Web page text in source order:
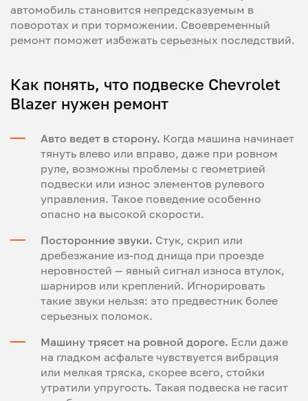
автомобиль становится непредсказуемым в
поворотах и при торможении. Своевременный
ремонт поможет избежать серьезных последствий.
Как понять, что подвеске Chevrolet
Blazer нужен ремонт
Авто ведет в сторону. Когда машина начинает
тянуть влево или вправо, даже при ровном
руле, возможны проблемы с геометрией
подвески или износ элементов рулевого
управления. Такое поведение особенно
опасно на высокой скорости.
Посторонние звуки. Стук, скрип или
дребезжание из-под днища при проезде
неровностей — явный сигнал износа втулок,
шарниров или креплений. Игнорировать
такие звуки нельзя: это предвестник более
серьезных поломок.
Машину трясет на ровной дороге. Если даже
на гладком асфальте чувствуется вибрация
или мелкая тряска, скорее всего, стойки
утратили упругость. Такая подвеска не гасит